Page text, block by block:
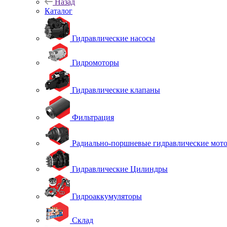
Назад
Каталог
Гидравлические насосы
Гидромоторы
Гидравлические клапаны
Фильтрация
Радиально-поршневые гидравлические
Гидравлические Цилиндры
Гидроаккумуляторы
Склад